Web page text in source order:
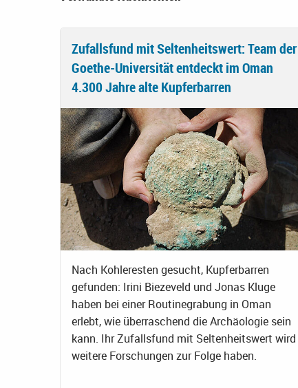
Zufallsfund mit Seltenheitswert: Team der
Goethe-Universität entdeckt im Oman
4.300 Jahre alte Kupferbarren
Nach Kohleresten gesucht, Kupferbarren
gefunden: Irini Biezeveld und Jonas Kluge
haben bei einer Routinegrabung in Oman
erlebt, wie überraschend die Archäologie sein
kann. Ihr Zufallsfund mit Seltenheitswert wird
weitere Forschungen zur Folge haben.